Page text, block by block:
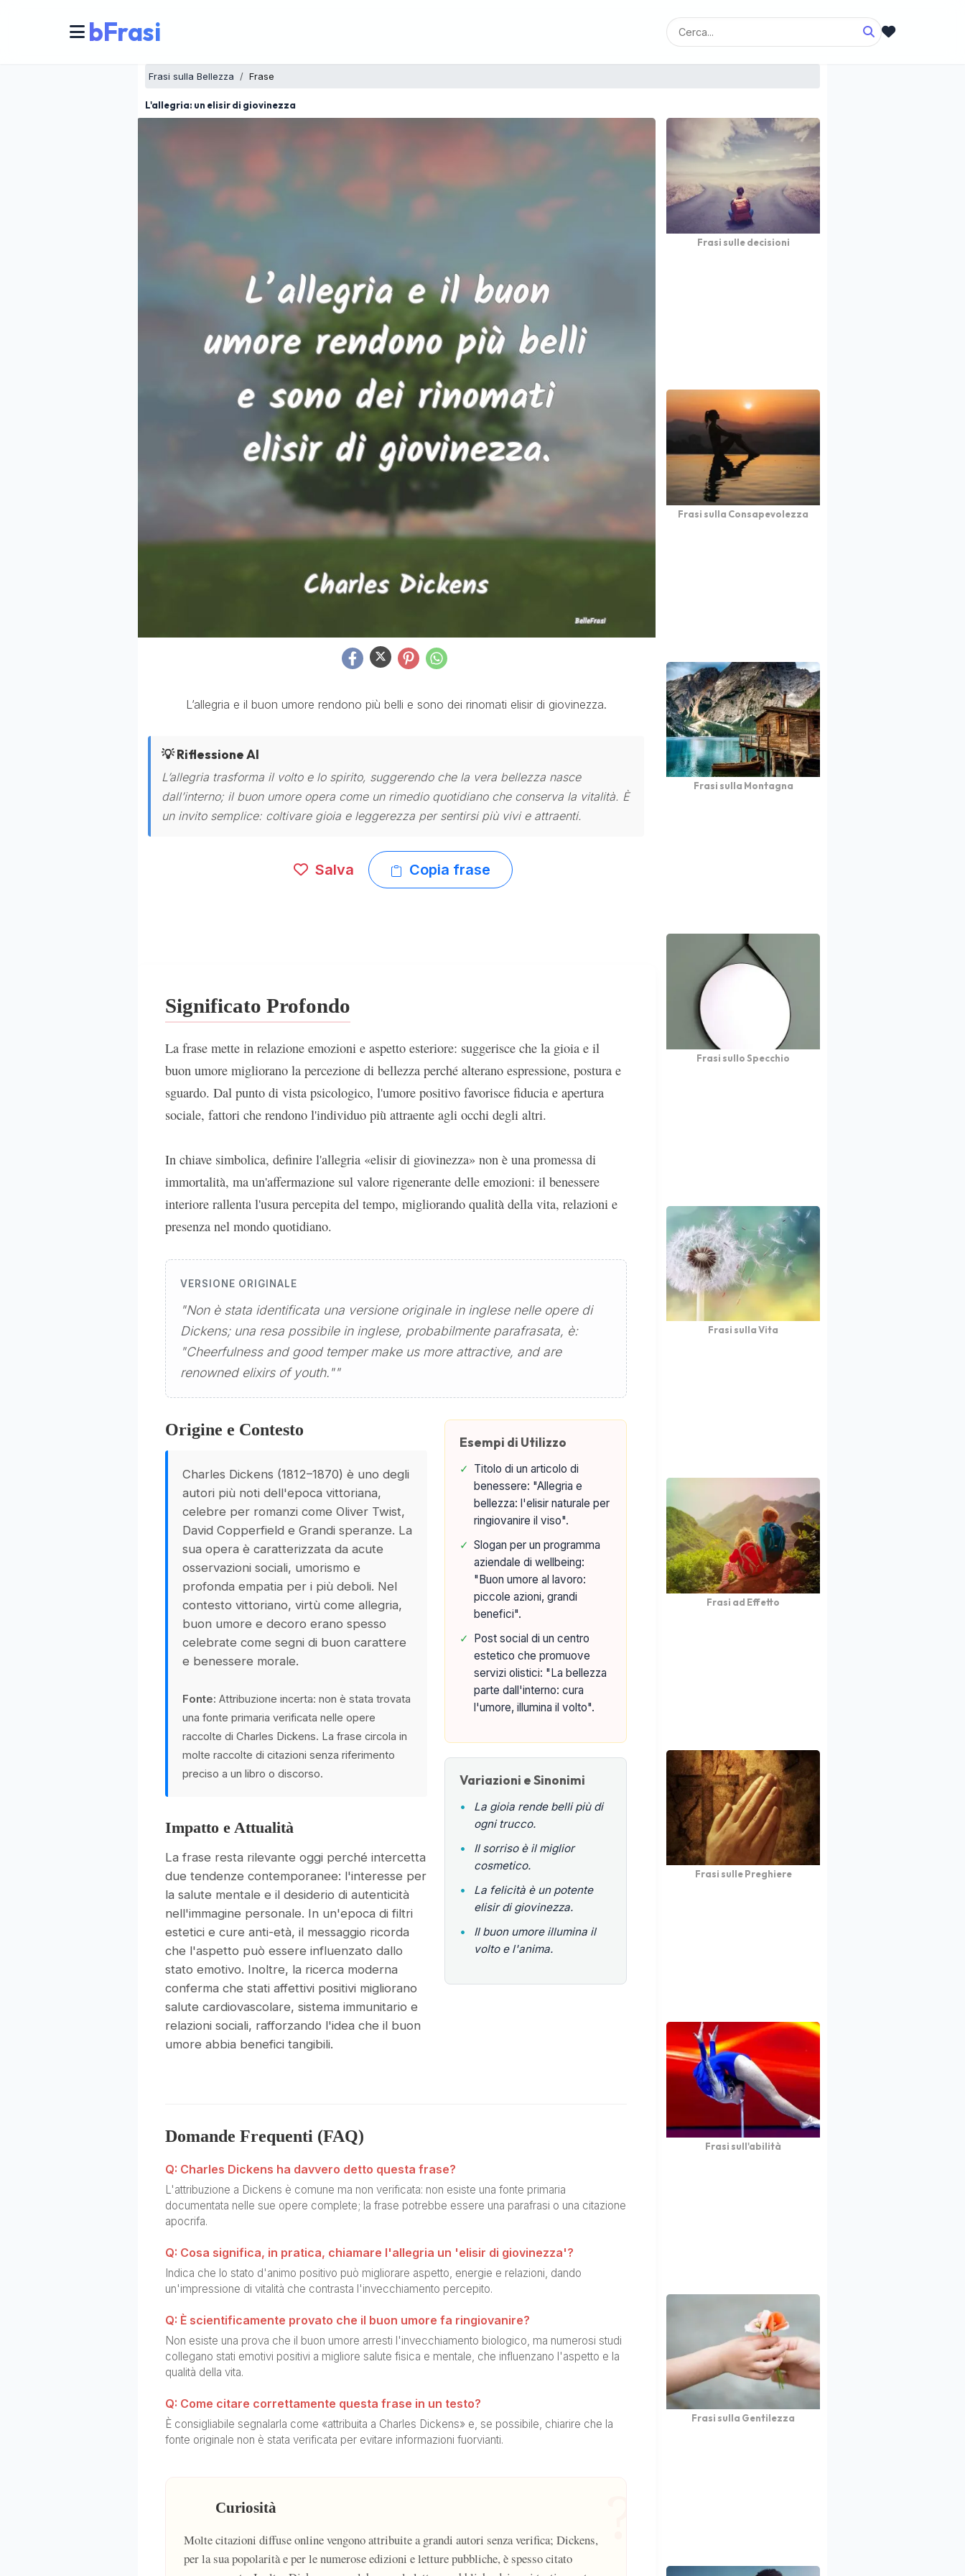
bFrasi
Frasi sulla Bellezza Frase
L'allegria: un elisir di giovinezza
L’allegria e il buon umore rendono più belli e sono dei rinomati elisir di giovinezza.
💡 Riflessione AI
L’allegria trasforma il volto e lo spirito, suggerendo che la vera bellezza nasce
dall’interno; il buon umore opera come un rimedio quotidiano che conserva la vitalità. È
un invito semplice: coltivare gioia e leggerezza per sentirsi più vivi e attraenti.
Salva Copia frase
Significato Profondo
La frase mette in relazione emozioni e aspetto esteriore: suggerisce che la gioia e il
buon umore migliorano la percezione di bellezza perché alterano espressione, postura e
sguardo. Dal punto di vista psicologico, l'umore positivo favorisce fiducia e apertura
sociale, fattori che rendono l'individuo più attraente agli occhi degli altri.
In chiave simbolica, definire l'allegria «elisir di giovinezza» non è una promessa di
immortalità, ma un'affermazione sul valore rigenerante delle emozioni: il benessere
interiore rallenta l'usura percepita del tempo, migliorando qualità della vita, relazioni e
presenza nel mondo quotidiano.
VERSIONE ORIGINALE
"Non è stata identificata una versione originale in inglese nelle opere di
Dickens; una resa possibile in inglese, probabilmente parafrasata, è:
"Cheerfulness and good temper make us more attractive, and are
renowned elixirs of youth.""
Origine e Contesto
Charles Dickens (1812–1870) è uno degli
autori più noti dell'epoca vittoriana,
celebre per romanzi come Oliver Twist,
David Copperfield e Grandi speranze. La
sua opera è caratterizzata da acute
osservazioni sociali, umorismo e
profonda empatia per i più deboli. Nel
contesto vittoriano, virtù come allegria,
buon umore e decoro erano spesso
celebrate come segni di buon carattere
e benessere morale.
Fonte: Attribuzione incerta: non è stata trovata
una fonte primaria verificata nelle opere
raccolte di Charles Dickens. La frase circola in
molte raccolte di citazioni senza riferimento
preciso a un libro o discorso.
Impatto e Attualità
La frase resta rilevante oggi perché intercetta
due tendenze contemporanee: l'interesse per
la salute mentale e il desiderio di autenticità
nell'immagine personale. In un'epoca di filtri
estetici e cure anti-età, il messaggio ricorda
che l'aspetto può essere influenzato dallo
stato emotivo. Inoltre, la ricerca moderna
conferma che stati affettivi positivi migliorano
salute cardiovascolare, sistema immunitario e
relazioni sociali, rafforzando l'idea che il buon
umore abbia benefici tangibili.
Esempi di Utilizzo
✓ Titolo di un articolo di
benessere: "Allegria e
bellezza: l'elisir naturale per
ringiovanire il viso".
✓ Slogan per un programma
aziendale di wellbeing:
"Buon umore al lavoro:
piccole azioni, grandi
benefici".
✓ Post social di un centro
estetico che promuove
servizi olistici: "La bellezza
parte dall'interno: cura
l'umore, illumina il volto".
Variazioni e Sinonimi
•
La gioia rende belli più di
ogni trucco.
•
Il sorriso è il miglior
cosmetico.
•
La felicità è un potente
elisir di giovinezza.
•
Il buon umore illumina il
volto e l'anima.
Domande Frequenti (FAQ)
Q: Charles Dickens ha davvero detto questa frase?
L'attribuzione a Dickens è comune ma non verificata: non esiste una fonte primaria
documentata nelle sue opere complete; la frase potrebbe essere una parafrasi o una citazione
apocrifa.
Q: Cosa significa, in pratica, chiamare l'allegria un 'elisir di giovinezza'?
Indica che lo stato d'animo positivo può migliorare aspetto, energie e relazioni, dando
un'impressione di vitalità che contrasta l'invecchiamento percepito.
Q: È scientificamente provato che il buon umore fa ringiovanire?
Non esiste una prova che il buon umore arresti l'invecchiamento biologico, ma numerosi studi
collegano stati emotivi positivi a migliore salute fisica e mentale, che influenzano l'aspetto e la
qualità della vita.
Q: Come citare correttamente questa frase in un testo?
È consigliabile segnalarla come «attribuita a Charles Dickens» e, se possibile, chiarire che la
fonte originale non è stata verificata per evitare informazioni fuorvianti.
Curiosità
Molte citazioni diffuse online vengono attribuite a grandi autori senza verifica; Dickens,
per la sua popolarità e per le numerose edizioni e letture pubbliche, è spesso citato
Frasi sulle decisioni
Frasi sulla Consapevolezza
Frasi sulla Montagna
Frasi sullo Specchio
Frasi sulla Vita
Frasi ad Effetto
Frasi sulle Preghiere
Frasi sull'abilità
Frasi sulla Gentilezza